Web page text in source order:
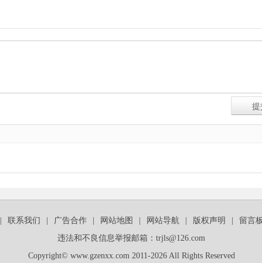
联系我们 广告合作 网站地图 网站导航 版权声明 留言板
违法和不良信息举报邮箱：trjls@126.com
Copyright© www.gzenxx.com 2011-2026 All Rights Reserved